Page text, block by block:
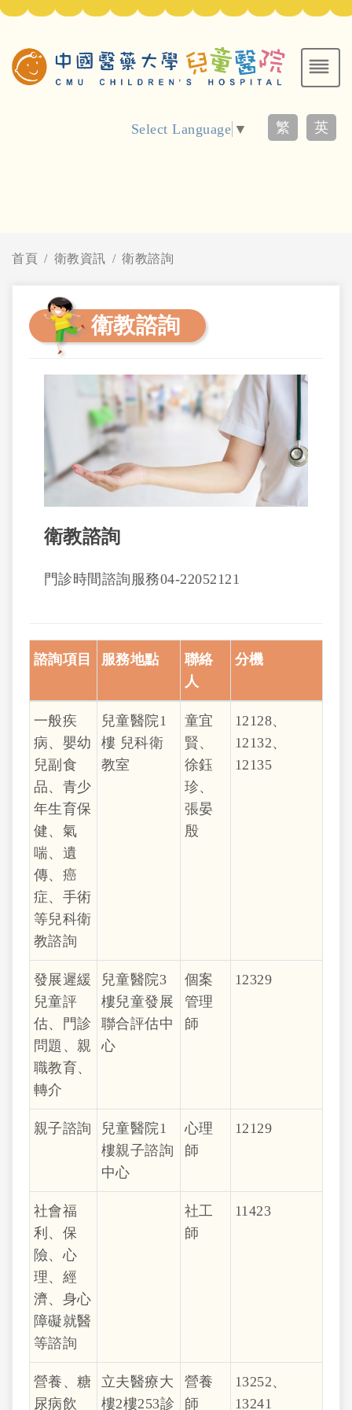
Select Language ▼ 繁 英
首頁 衛教資訊 衛教諮詢
衛教諮詢
衛教諮詢
門診時間諮詢服務04-22052121
諮詢項目 服務地點
聯絡
人
分機
一般疾
病、嬰幼
兒副食
品、青少
年生育保
健、氣
喘、遺
傳、癌
症、手術
等兒科衛
教諮詢
兒童醫院1
樓 兒科衛
教室
童宜
賢、
徐鈺
珍、
張晏
殷
12128、
12132、
12135
發展遲緩
兒童評
估、門診
問題、親
職教育、
轉介
兒童醫院3
樓兒童發展
聯合評估中
心
個案
管理
師
12329
親子諮詢
兒童醫院1
樓親子諮詢
中心
心理
師
12129
社會福
利、保
險、心
理、經
濟、身心
障礙就醫
等諮詢
社工
師
11423
營養、糖
尿病飲
立夫醫療大
樓2樓253診
營養
師
13252、
13241